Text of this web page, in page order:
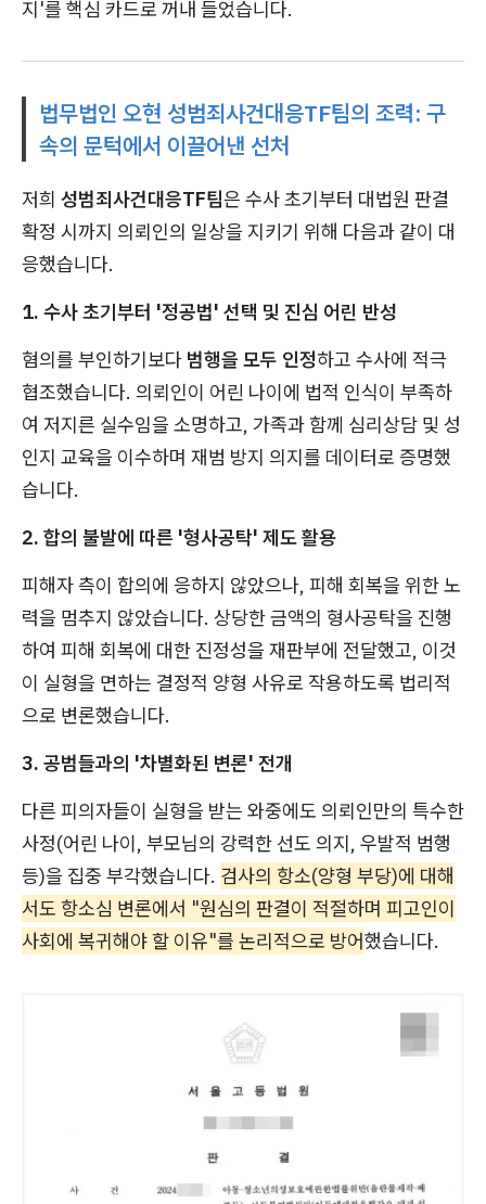
지'를 핵심 카드로 꺼내 들었습니다.
법무법인 오현 성범죄사건대응TF팀의 조력: 구
속의 문턱에서 이끌어낸 선처
저희 성범죄사건대응TF팀은 수사 초기부터 대법원 판결
확정 시까지 의뢰인의 일상을 지키기 위해 다음과 같이 대
응했습니다.
1. 수사 초기부터 '정공법' 선택 및 진심 어린 반성
혐의를 부인하기보다 범행을 모두 인정하고 수사에 적극
협조했습니다. 의뢰인이 어린 나이에 법적 인식이 부족하
여 저지른 실수임을 소명하고, 가족과 함께 심리상담 및 성
인지 교육을 이수하며 재범 방지 의지를 데이터로 증명했
습니다.
2. 합의 불발에 따른 '형사공탁' 제도 활용
피해자 측이 합의에 응하지 않았으나, 피해 회복을 위한 노
력을 멈추지 않았습니다. 상당한 금액의 형사공탁을 진행
하여 피해 회복에 대한 진정성을 재판부에 전달했고, 이것
이 실형을 면하는 결정적 양형 사유로 작용하도록 법리적
으로 변론했습니다.
3. 공범들과의 '차별화된 변론' 전개
다른 피의자들이 실형을 받는 와중에도 의뢰인만의 특수한
사정(어린 나이, 부모님의 강력한 선도 의지, 우발적 범행
등)을 집중 부각했습니다. 검사의 항소(양형 부당)에 대해
서도 항소심 변론에서 "원심의 판결이 적절하며 피고인이
사회에 복귀해야 할 이유"를 논리적으로 방어했습니다.